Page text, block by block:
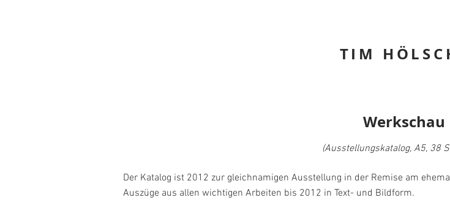
TIM
Werkschau
(Ausstellungskatalog, A5, 38
Der Katalog ist 2012 zur gleichnamigen Ausstellung in der Remise am
Auszüge aus allen wichtigen Arbeiten bis 2012 in Text- und Bildform.